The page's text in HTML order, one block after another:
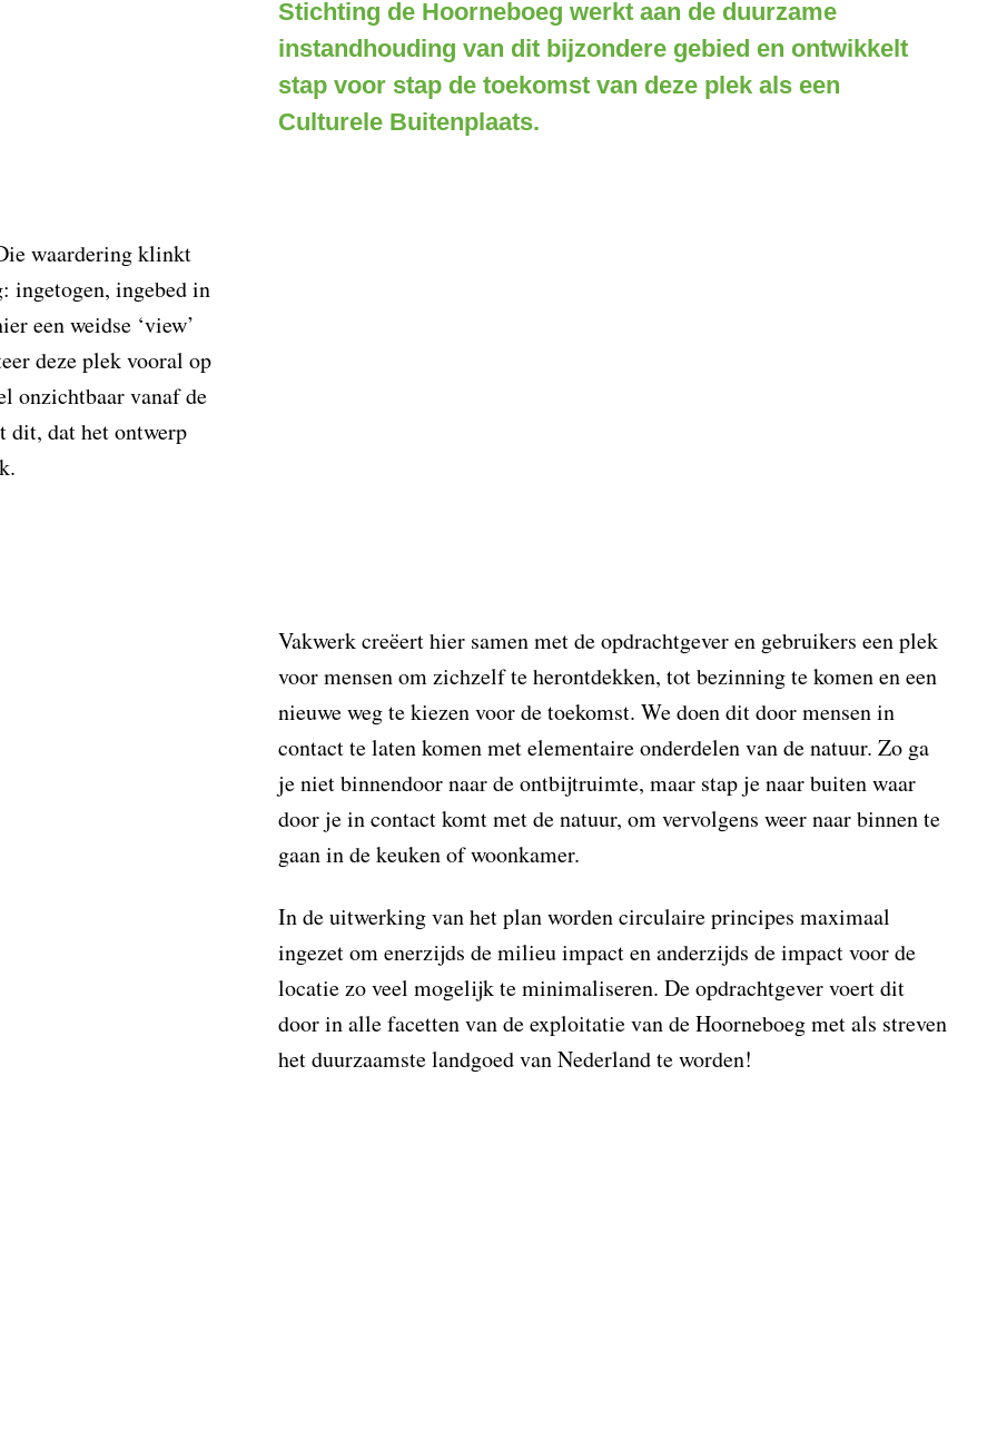
Stichting de Hoorneboeg werkt aan de duurzame
instandhouding van dit bijzondere gebied en ontwikkelt
stap voor stap de toekomst van deze plek als een
Culturele Buitenplaats.
waardering klinkt
ingetogen, ingebed in
een weidse ‘view’
deze plek vooral op
onzichtbaar vanaf de
dit, dat het ontwerp
Vakwerk creëert hier samen met de opdrachtgever en gebruikers een plek
voor mensen om zichzelf te herontdekken, tot bezinning te komen en een
nieuwe weg te kiezen voor de toekomst. We doen dit door mensen in
contact te laten komen met elementaire onderdelen van de natuur. Zo ga
je niet binnendoor naar de ontbijtruimte, maar stap je naar buiten waar
door je in contact komt met de natuur, om vervolgens weer naar binnen te
gaan in de keuken of woonkamer.
In de uitwerking van het plan worden circulaire principes maximaal
ingezet om enerzijds de milieu impact en anderzijds de impact voor de
locatie zo veel mogelijk te minimaliseren. De opdrachtgever voert dit
door in alle facetten van de exploitatie van de Hoorneboeg met als streven
het duurzaamste landgoed van Nederland te worden!